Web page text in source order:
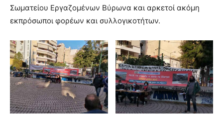
Σωματείου Εργαζομένων Βύρωνα και αρκετοί ακόμη
εκπρόσωποι φορέων και συλλογικοτήτων.